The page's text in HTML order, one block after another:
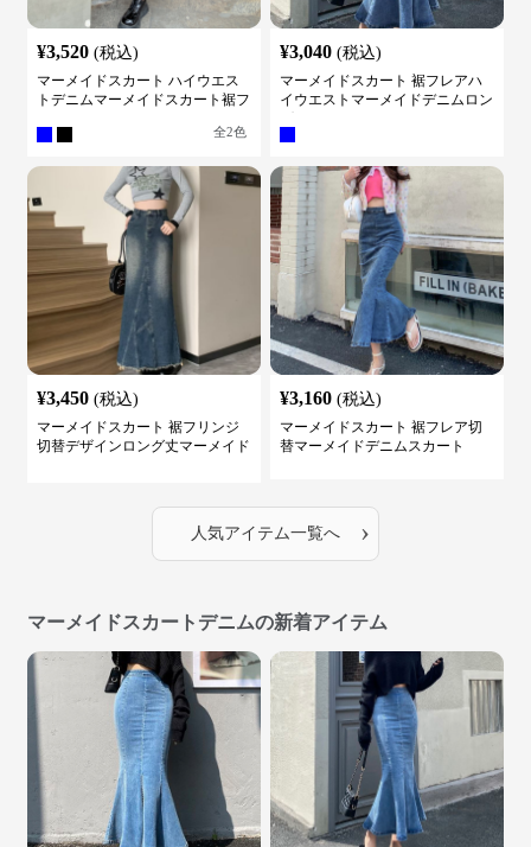
¥3,520 (税込)
マーメイドスカート ハイウエス
トデニムマーメイドスカート裾フ
全2色
¥3,040 (税込)
マーメイドスカート 裾フレアハ
イウエストマーメイドデニムロン
¥3,450 (税込)
マーメイドスカート 裾フリンジ
切替デザインロング丈マーメイド
¥3,160 (税込)
マーメイドスカート 裾フレア切
替マーメイドデニムスカート
人気アイテム一覧へ ›
マーメイドスカートデニムの新着アイテム